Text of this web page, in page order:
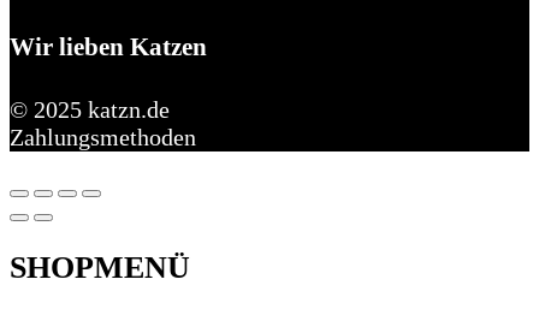
Wir lieben Katzen
© 2025 katzn.de
Zahlungsmethoden
SHOPMENÜ